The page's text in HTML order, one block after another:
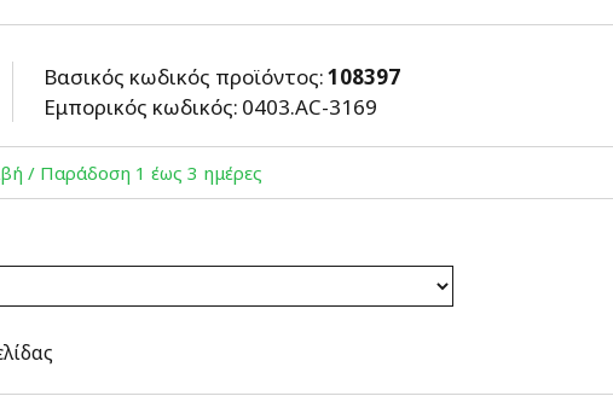
Βασικός κωδικός προϊόντος:108397
Εμπορικός κωδικός: 0403.AC-3169
/ Παράδoση 1 έως 3 ημέρες